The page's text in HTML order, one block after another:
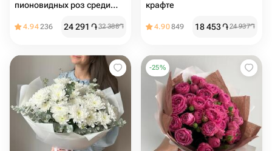
пионовидных роз среди
4.94236 24 291 ֏32 388֏
крафте
4.90849 18 453֏24 937֏
-25%